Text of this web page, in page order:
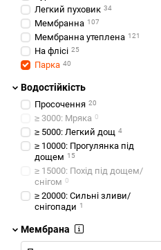
Легкий пуховик 34
Мембранна 107
Мембранна утеплена 121
На флісі 25
Парка 40
Водостійкість
Просочення 20
≥ 3000: Мряка 0
≥ 5000: Легкий дощ 4
≥ 10000: Прогулянка під
дощем 15
≥ 15000: Похід під дощем/
снігом 0
≥ 20000: Сильні зливи/
снігопади 1
Мембрана